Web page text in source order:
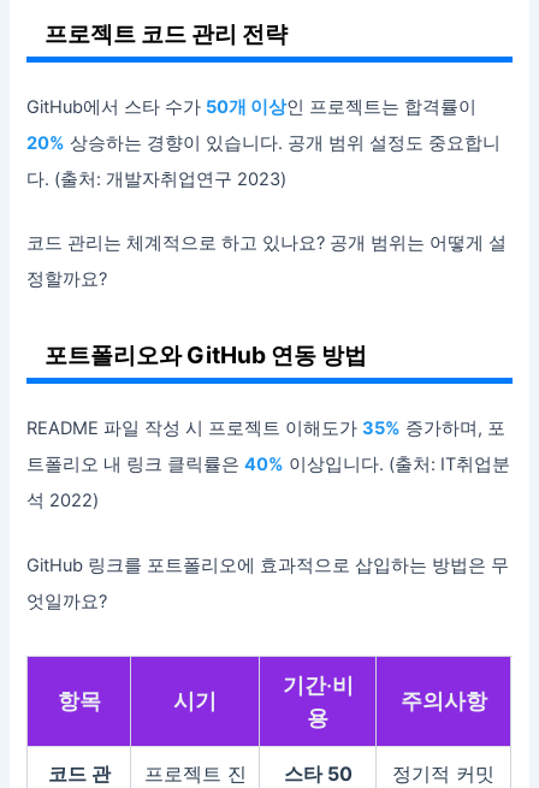
프로젝트 코드 관리 전략
GitHub에서 스타 수가 50개 이상인 프로젝트는 합격률이
20% 상승하는 경향이 있습니다. 공개 범위 설정도 중요합니
다. (출처: 개발자취업연구 2023)
코드 관리는 체계적으로 하고 있나요? 공개 범위는 어떻게 설
정할까요?
포트폴리오와 GitHub 연동 방법
README 파일 작성 시 프로젝트 이해도가35% 증가하며, 포
트폴리오 내 링크 클릭률은40% 이상입니다. (출처: IT취업분
석 2022)
GitHub 링크를 포트폴리오에 효과적으로 삽입하는 방법은 무
엇일까요?
항목 시기
기간·비
용
주의사항
코드 관
프로젝트 진
스타 50
정기적 커밋